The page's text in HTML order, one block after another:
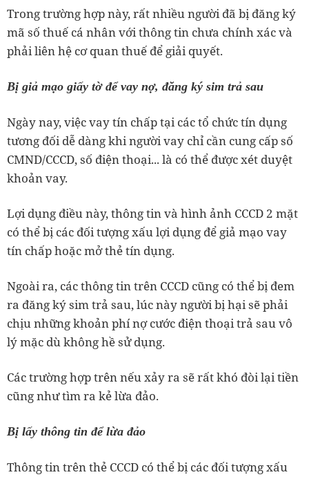
Trong trường hợp này, rất nhiều người đã bị đăng ký
mã số thuế cá nhân với thông tin chưa chính xác và
phải liên hệ cơ quan thuế để giải quyết.
Bị giả mạo giấy tờ để vay nợ, đăng ký sim trả sau
Ngày nay, việc vay tín chấp tại các tổ chức tín dụng
tương đối dễ dàng khi người vay chỉ cần cung cấp số
CMND/CCCD, số điện thoại... là có thể được xét duyệt
khoản vay.
Lợi dụng điều này, thông tin và hình ảnh CCCD 2 mặt
có thể bị các đối tượng xấu lợi dụng để giả mạo vay
tín chấp hoặc mở thẻ tín dụng.
Ngoài ra, các thông tin trên CCCD cũng có thể bị đem
ra đăng ký sim trả sau, lúc này người bị hại sẽ phải
chịu những khoản phí nợ cước điện thoại trả sau vô
lý mặc dù không hề sử dụng.
Các trường hợp trên nếu xảy ra sẽ rất khó đòi lại tiền
cũng như tìm ra kẻ lừa đảo.
Bị lấy thông tin để lừa đảo
Thông tin trên thẻ CCCD có thể bị các đối tượng xấu